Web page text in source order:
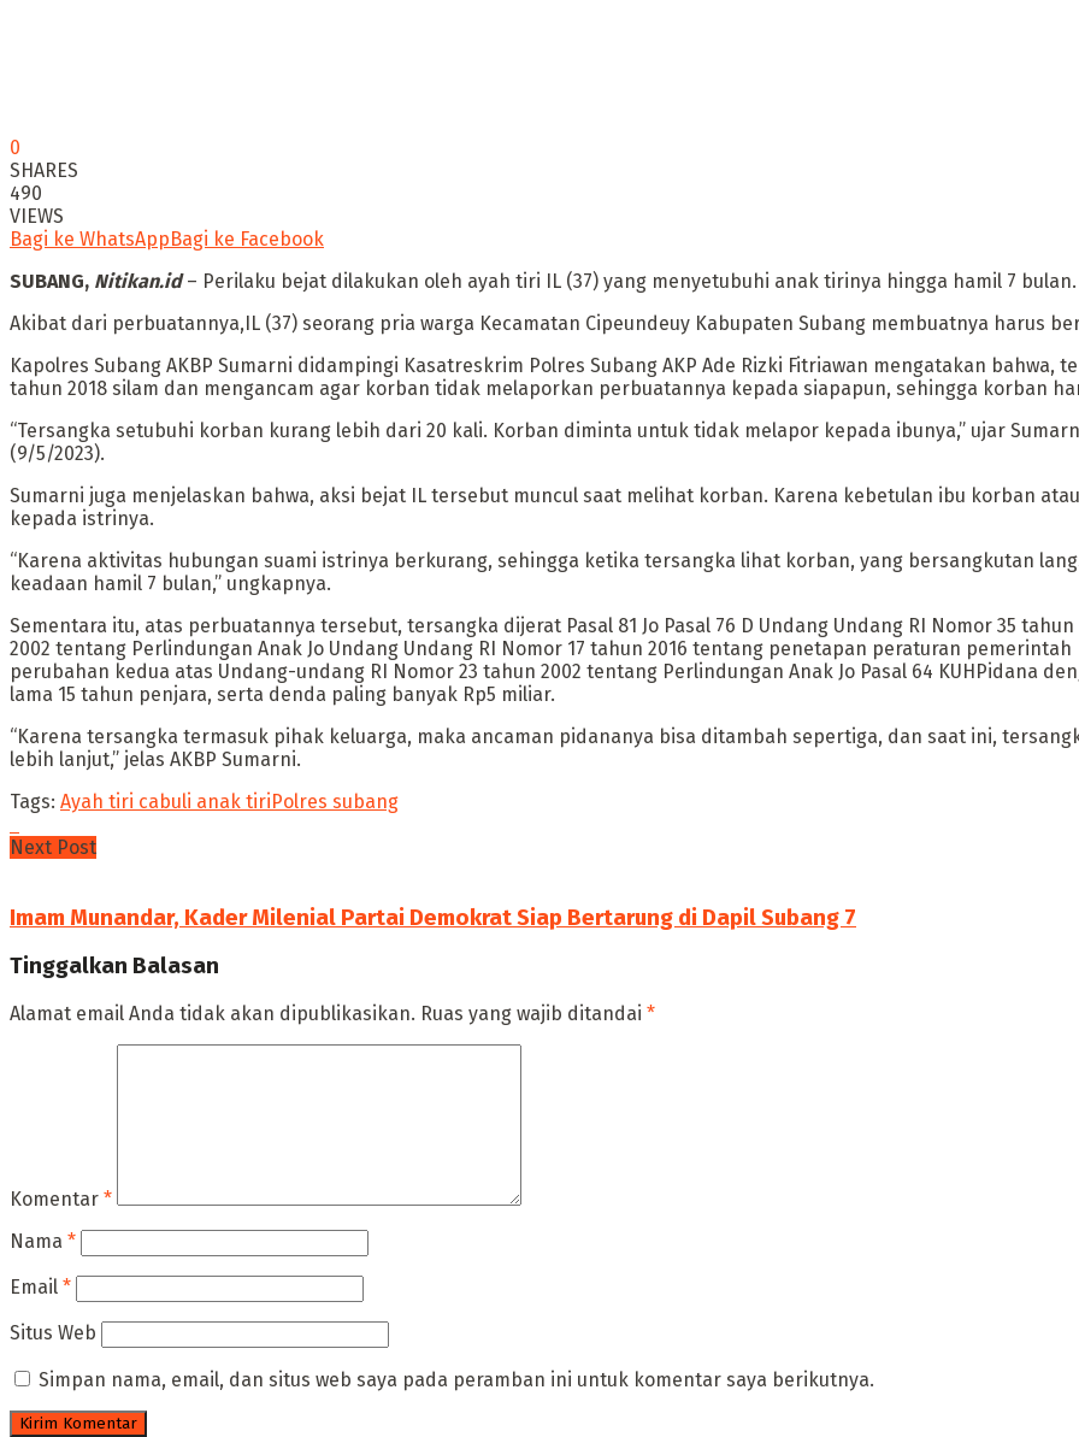
0
SHARES
490
VIEWS
Bagi ke WhatsAppBagi ke Facebook
SUBANG, Nitikan.id– Perilaku bejat dilakukan oleh ayah tiri IL (37) yang menyetubuhi anak tirinya hingga hamil 7 bulan.
Akibat dari perbuatannya,IL (37) seorang pria warga Kecamatan Cipeundeuy Kabupaten Subang membuatnya harus
Kapolres Subang AKBP Sumarni didampingi Kasatreskrim Polres Subang AKP Ade Rizki Fitriawan mengatakan
tahun 2018 silam dan mengancam agar korban tidak melaporkan perbuatannya kepada siapapun, sehingga korban
“Tersangka setubuhi korban kurang lebih dari 20 kali. Korban diminta untuk tidak melapor kepada ibunya,” ujar
(9/5/2023).
Sumarni juga menjelaskan bahwa, aksi bejat IL tersebut muncul saat melihat korban. Karena kebetulan ibu korban
kepada istrinya.
“Karena aktivitas hubungan suami istrinya berkurang, sehingga ketika tersangka lihat korban, yang bersangkutan
keadaan hamil 7 bulan,” ungkapnya.
Sementara itu, atas perbuatannya tersebut, tersangka dijerat Pasal 81 Jo Pasal 76 D Undang Undang RI Nomor 35
2002 tentang Perlindungan Anak Jo Undang Undang RI Nomor 17 tahun 2016 tentang penetapan peraturan
perubahan kedua atas Undang-undang RI Nomor 23 tahun 2002 tentang Perlindungan Anak Jo Pasal 64 KUHPidana
lama 15 tahun penjara, serta denda paling banyak Rp5 miliar.
“Karena tersangka termasuk pihak keluarga, maka ancaman pidananya bisa ditambah sepertiga, dan saat ini,
lebih lanjut,” jelas AKBP Sumarni.
Tags: Ayah tiri cabuli anak tiriPolres subang
Next Post
Imam Munandar, Kader Milenial Partai Demokrat Siap Bertarung di Dapil Subang 7
Tinggalkan Balasan
Alamat email Anda tidak akan dipublikasikan. Ruas yang wajib ditandai *
Komentar *
Nama *
Email *
Situs Web
Simpan nama, email, dan situs web saya pada peramban ini untuk komentar saya berikutnya.